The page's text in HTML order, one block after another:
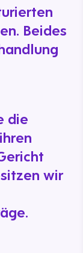
Beides
die
wir